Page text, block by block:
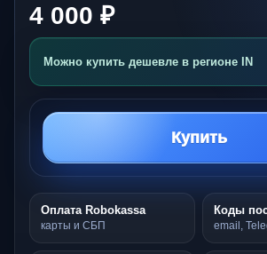
4 000 ₽
Можно купить дешевле в регионе IN
Купить
Оплата Robokassa
карты и СБП
Коды
email,